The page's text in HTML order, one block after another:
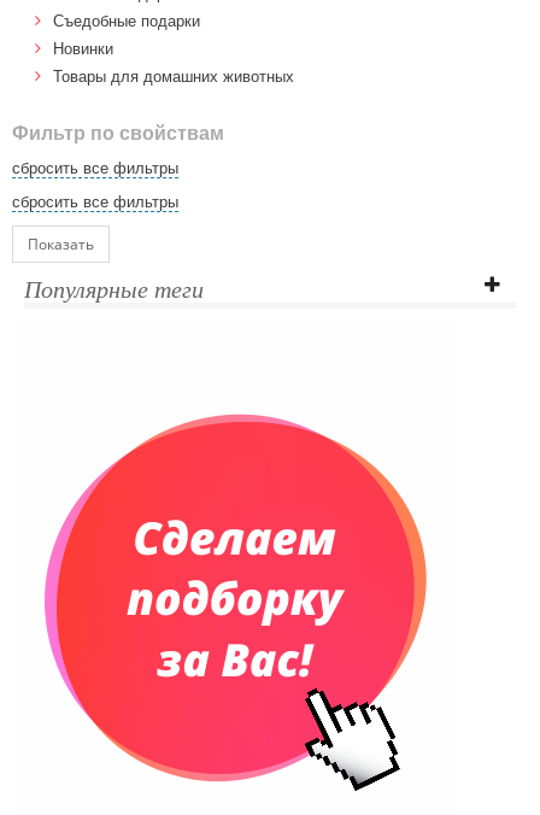
Cъедобные подарки
Новинки
Товары для домашних животных
Фильтр по свойствам
сбросить все фильтры
сбросить все фильтры
Показать
Популярные теги